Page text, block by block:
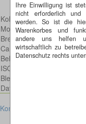
Ihre Einwilligung ist
nicht erforderlich und
werden. So ist die
Warenkorbes und
andere uns helfen
wirtschaftlich zu
Datenschutz rechts
Kohlmeise
Model: Canon EOS 6D
Brennweite: 300mm
Canon EF 300mm 1:4,0 L
Belichtungsdauer : 1/320
ISO: 250
Blende: f/5.0
Datum: 2014:11:01 13:41:23
Kontakt